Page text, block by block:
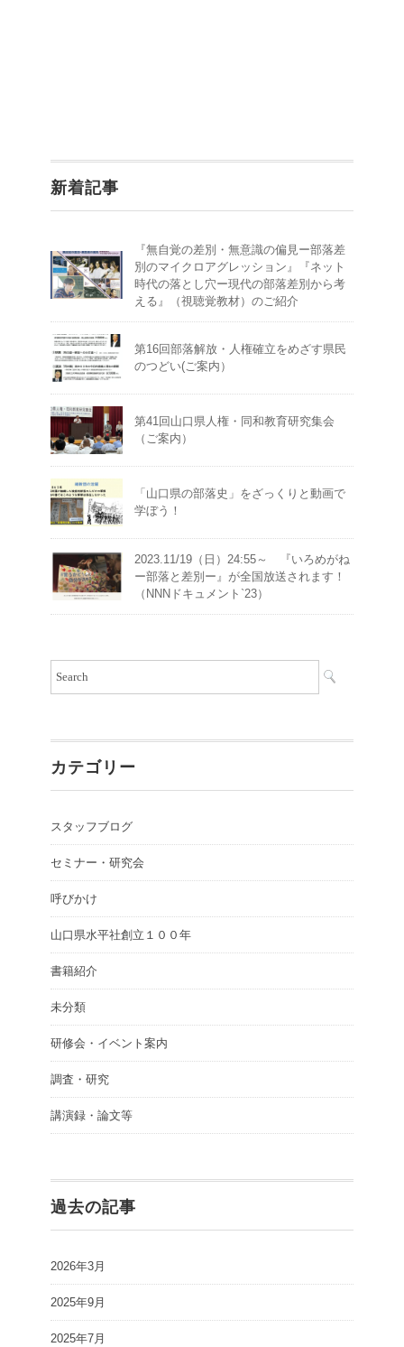
新着記事
『無自覚の差別・無意識の偏見ー部落差
別のマイクロアグレッション』『ネット
時代の落とし穴ー現代の部落差別から考
える』（視聴覚教材）のご紹介
第16回部落解放・人権確立をめざす県民
のつどい(ご案内）
第41回山口県人権・同和教育研究集会
（ご案内）
「山口県の部落史」をざっくりと動画で
学ぼう！
2023.11/19（日）24:55～ 『いろめがね
ー部落と差別ー』が全国放送されます！
（NNNドキュメント`23）
カテゴリー
スタッフブログ
セミナー・研究会
呼びかけ
山口県水平社創立１００年
書籍紹介
未分類
研修会・イベント案内
調査・研究
講演録・論文等
過去の記事
2026年3月
2025年9月
2025年7月